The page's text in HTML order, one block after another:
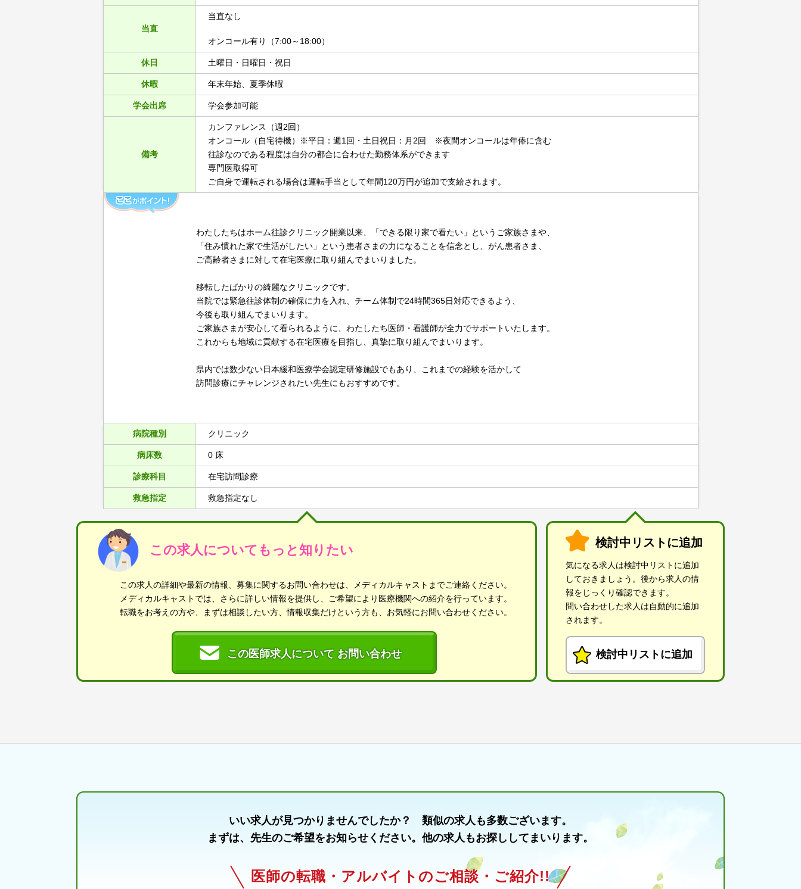
当直
当直なし
オンコール有り（7:00～18:00）
休日 土曜日・日曜日・祝日
休暇 年末年始、夏季休暇
学会出席 学会参加可能
備考
カンファレンス（週2回）
オンコール（自宅待機）※平日：週1回・土日祝日：月2回 ※夜間オンコールは年俸に含む
往診なのである程度は自分の都合に合わせた勤務体系ができます
専門医取得可
ご自身で運転される場合は運転手当として年間120万円が追加で支給されます。
わたしたちはホーム往診クリニック開業以来、「できる限り家で看たい」というご家族さまや、
「住み慣れた家で生活がしたい」という患者さまの力になることを信念とし、がん患者さま、
ご高齢者さまに対して在宅医療に取り組んでまいりました。
移転したばかりの綺麗なクリニックです。
当院では緊急往診体制の確保に力を入れ、チーム体制で24時間365日対応できるよう、
今後も取り組んでまいります。
ご家族さまが安心して看られるように、わたしたち医師・看護師が全力でサポートいたします。
これからも地域に貢献する在宅医療を目指し、真摯に取り組んでまいります。
県内では数少ない日本緩和医療学会認定研修施設でもあり、これまでの経験を活かして
訪問診療にチャレンジされたい先生にもおすすめです。
病院種別 クリニック
病床数 0 床
診療科目 在宅訪問診療
救急指定 救急指定なし
この求人についてもっと知りたい
この求人の詳細や最新の情報、募集に関するお問い合わせは、メディカルキャストまでご連絡ください。
メディカルキャストでは、さらに詳しい情報を提供し、ご希望により医療機関への紹介を行っています。
転職をお考えの方や、まずは相談したい方、情報収集だけという方も、お気軽にお問い合わせください。
この医師求人について お問い合わせ
検討中リストに追加
気になる求人は検討中リストに追加
しておきましょう。後から求人の情
報をじっくり確認できます。
問い合わせした求人は自動的に追加
されます。
検討中リストに追加
いい求人が見つかりませんでしたか？ 類似の求人も多数ございます。
まずは、先生のご希望をお知らせください。他の求人もお探ししてまいります。
医師の転職・アルバイトのご相談・ご紹介!!